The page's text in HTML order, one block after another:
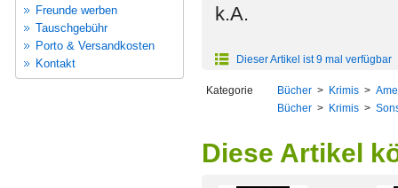
Freunde werben
Tauschgebühr
Porto & Versandkosten
Kontakt
k.A.
Dieser Artikel ist 9 mal verfügbar
Kategorie Bücher > Krimis >
Bücher > Krimis >
Diese Artikel